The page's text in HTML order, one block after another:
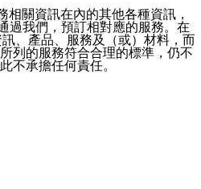
關資訊在內的其他各種資訊，
過我們，預訂相對應的服務。在
、產品、服務及（或）材料，而
列的服務符合合理的標準，仍不
不承擔任何責任。